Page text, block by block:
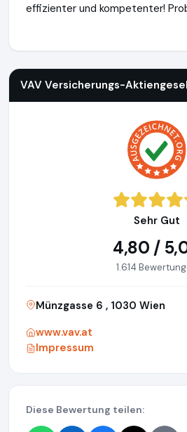
effizienter und kompetenter!
VAV Versicherungs-
Sehr Gut
4,80 /
1.614
Münzgasse 6 , 1030 Wien
www.vav.at
Impressum
Diese Bewertung teilen: